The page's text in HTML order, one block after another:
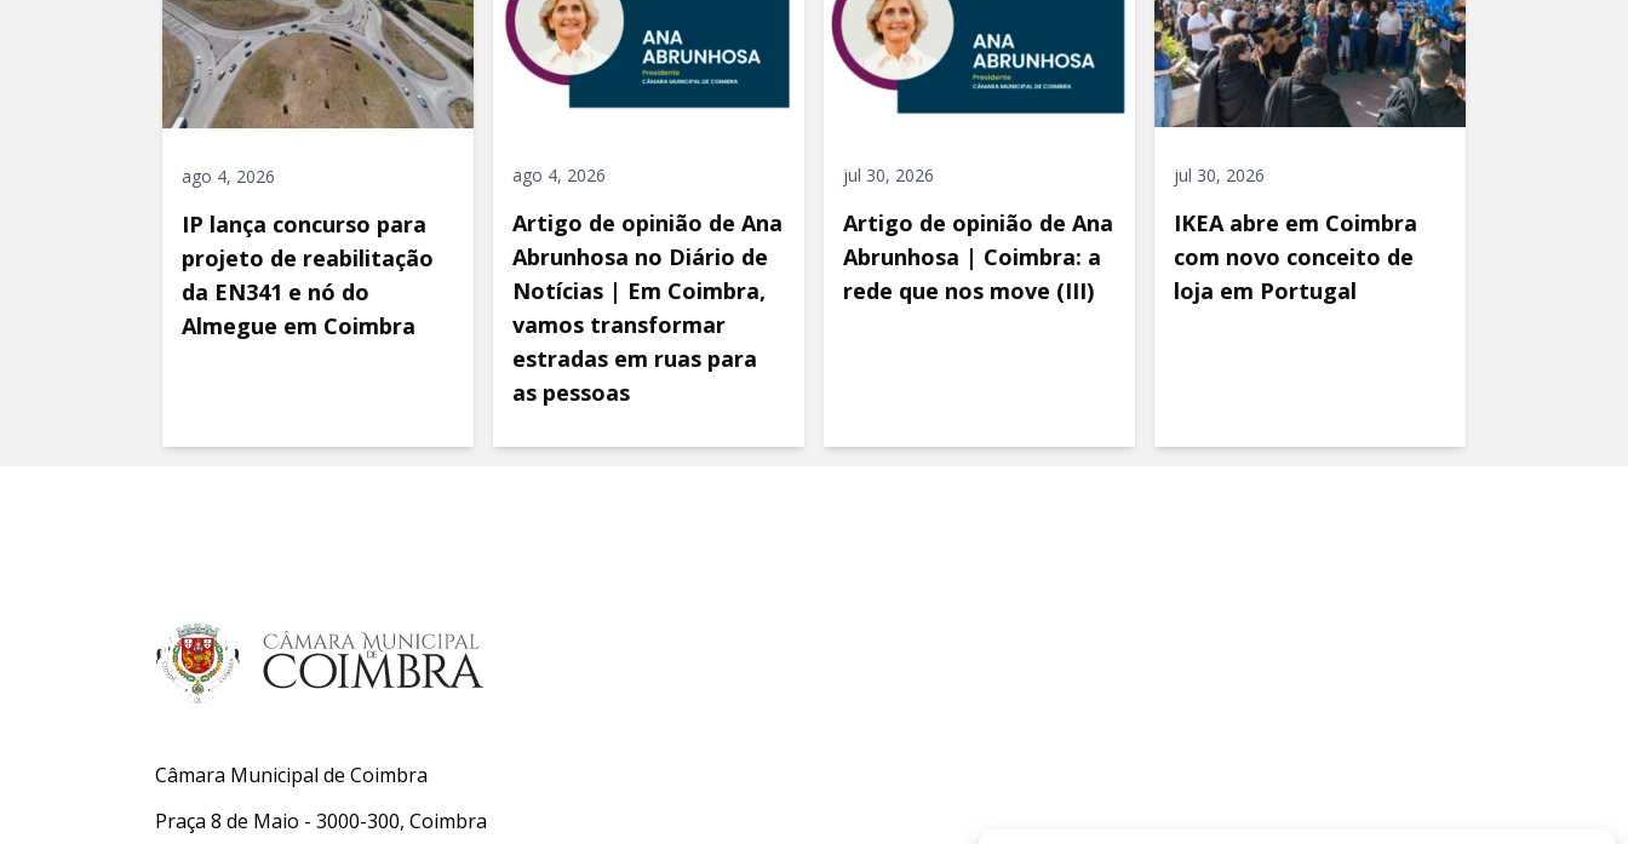
ago 4, 2026
IP lança concurso para
projeto de reabilitação
da EN341 e nó do
Almegue em Coimbra
ago 4, 2026
Artigo de opinião de Ana
Abrunhosa no Diário de
Notícias | Em Coimbra,
vamos transformar
estradas em ruas para
as pessoas
jul 30, 2026
Artigo de opinião de Ana
Abrunhosa | Coimbra: a
rede que nos move (III)
jul 30, 2026
IKEA abre em Coimbra
com novo conceito de
loja em Portugal
Câmara Municipal de Coimbra
Praça 8 de Maio - 3000-300, Coimbra